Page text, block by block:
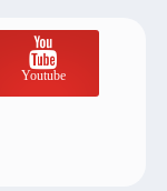
Youtube